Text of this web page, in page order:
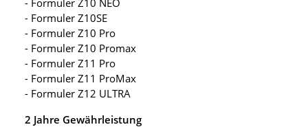
- Formuler Z10SE
- Formuler Z10 Pro
- Formuler Z10 Promax
- Formuler Z11 Pro
- Formuler Z11 ProMax
- Formuler Z12 ULTRA
2 Jahre Gewährleistung